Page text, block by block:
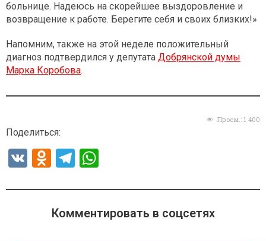
больнице. Надеюсь на скорейшее выздоровление и
возвращение к работе. Берегите себя и своих близких!»
Напомним, также на этой неделе положительный
диагноз подтвердился у депутата Добрянской думы
Марка Коробова.
Просм.: 1 400
Поделиться:
V
O
n
o
T
e
gr
at
s
Комментировать в соцсетях